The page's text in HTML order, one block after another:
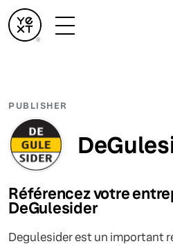
PUBLISHER
Référencez votre
DeGulesider
Degulesider est un important